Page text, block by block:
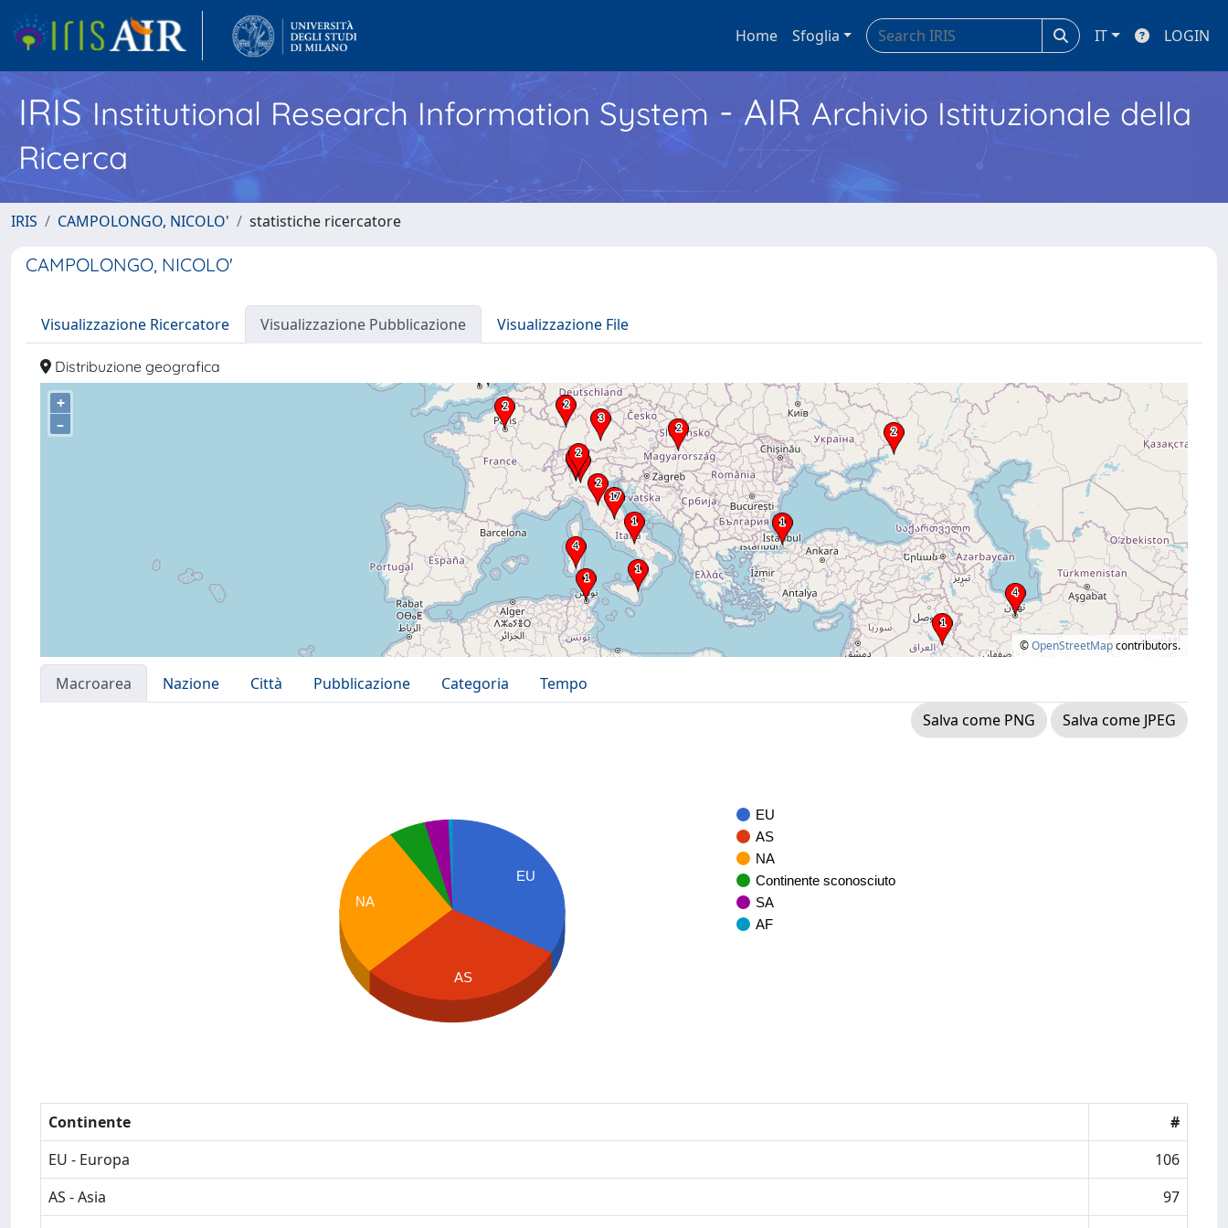
Home Sfoglia IT LOGIN
IRISInstitutional Research Information System - AIR Archivio Istituzionale della
Ricerca
IRIS CAMPOLONGO, NICOLO' statistiche ricercatore
CAMPOLONGO, NICOLO'
Visualizzazione Ricercatore Visualizzazione Pubblicazione Visualizzazione File
Distribuzione geografica
+
–
©OpenStreetMapcontributors.
Macroarea Nazione Città Pubblicazione Categoria
Tempo
Salva come PNG
Salva come JPEG
EU
AS
NA
Continente sconosciuto
SA
AF
EU
NA
AS
Continente
#
EU - Europa
106
AS - Asia
97